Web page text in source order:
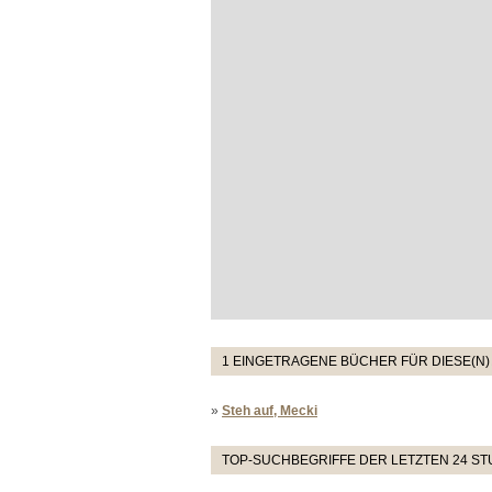
1 EINGETRAGENE BÜCHER FÜR DIESE(N)
» Steh auf, Mecki
TOP-SUCHBEGRIFFE DER LETZTEN 24